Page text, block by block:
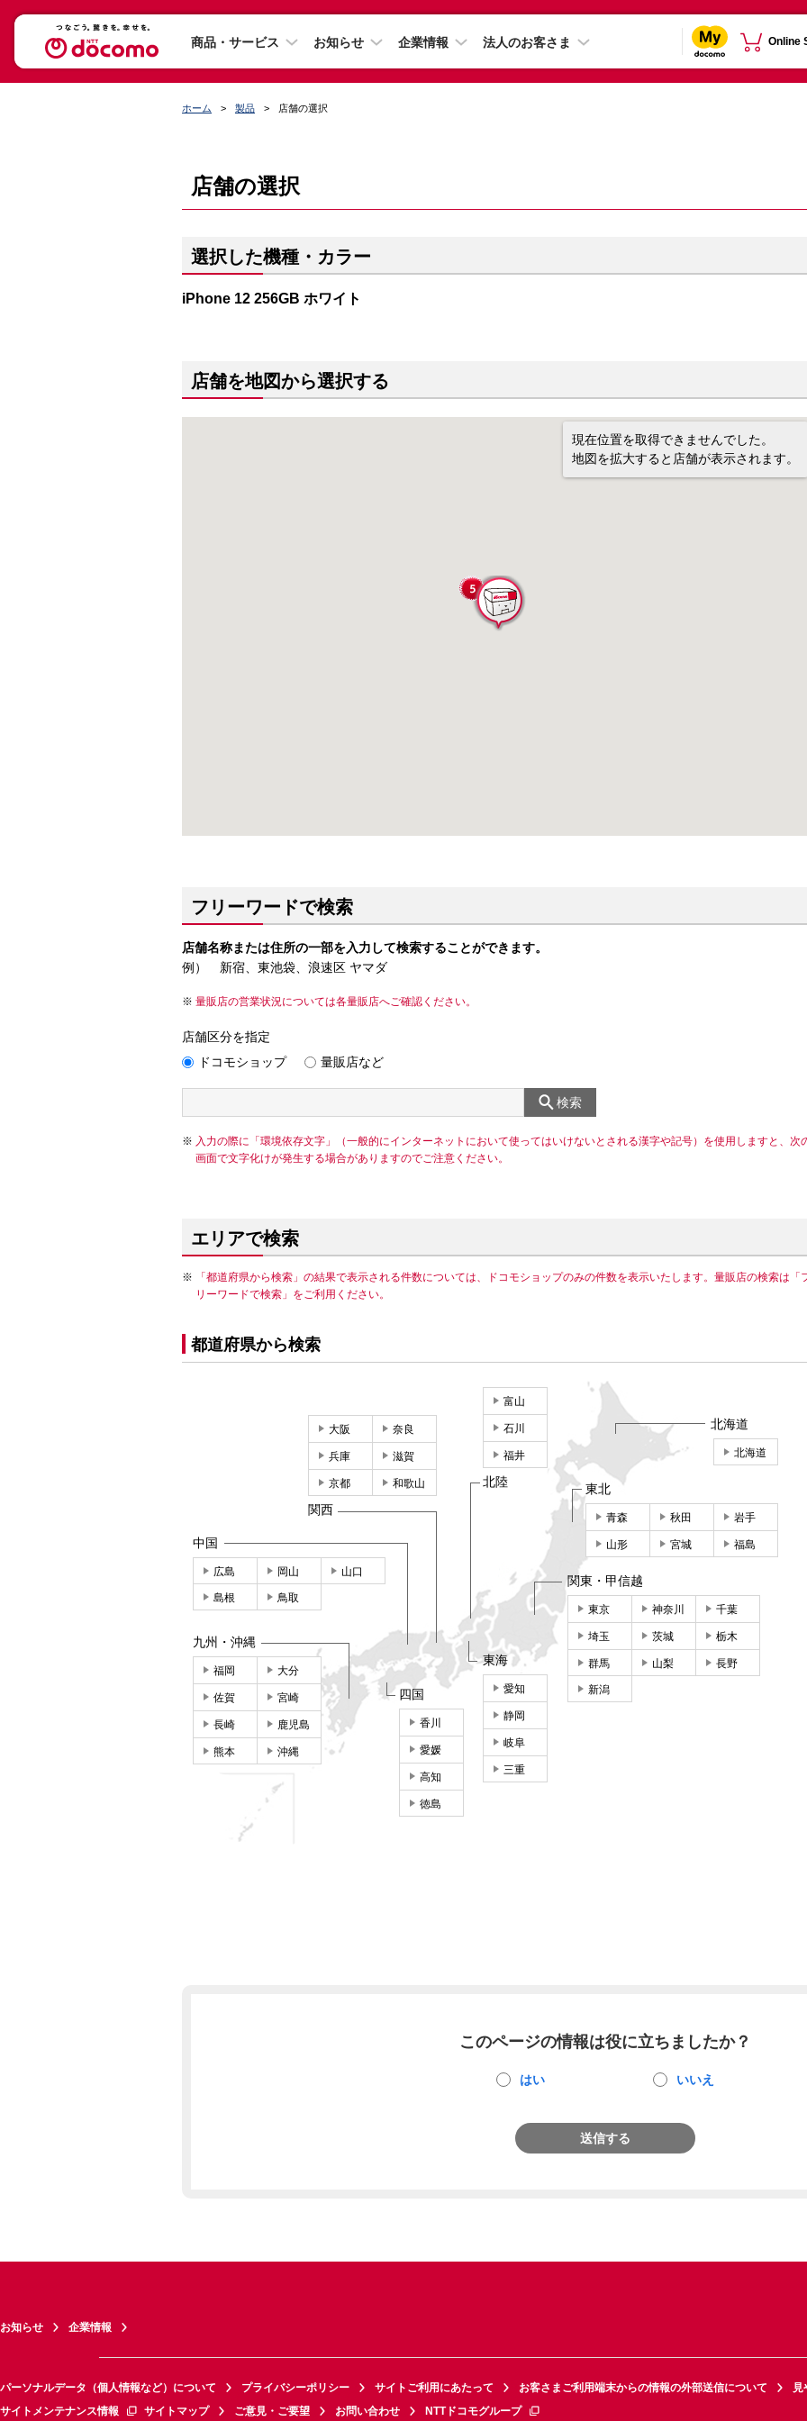
商品・サービス お知らせ 企業情報 法人のお客さま Online
ホーム 製品 店舗の選択
店舗の選択
選択した機種・カラー
iPhone 12 256GB ホワイト
店舗を地図から選択する
現在位置を取得できませんでした。
地図を拡大すると店舗が表示されます。
フリーワードで検索
店舗名称または住所の一部を入力して検索することができます。
例） 新宿、東池袋、浪速区 ヤマダ
量販店の営業状況については各量販店へご確認ください。
店舗区分を指定
ドコモショップ
量販店など
検索
入力の際に「環境依存文字」（一般的にインターネットにおいて使ってはいけないとされる漢字や記号）を使用しますと、次
画面で文字化けが発生する場合がありますのでご注意ください。
エリアで検索
「都道府県から検索」の結果で表示される件数については、ドコモショップのみの件数を表示いたします。量販店の検索は「
リーワードで検索」をご利用ください。
都道府県から検索
北海道
北海道
東北
青森 秋田 岩手
山形 宮城 福島
関東・甲信越
東京 神奈川 千葉
埼玉 茨城 栃木
群馬 山梨 長野
新潟
東海
愛知
静岡
岐阜
三重
富山
石川
福井
北陸
大阪 奈良
兵庫 滋賀
京都 和歌山
関西
中国
広島 岡山 山口
島根 鳥取
四国
香川
愛媛
高知
徳島
九州・沖縄
福岡 大分
佐賀 宮崎
長崎 鹿児島
熊本 沖縄
このページの情報は役に立ちましたか？
はい いいえ
送信する
お知らせ 企業情報
パーソナルデータ（個人情報など）について プライバシーポリシー サイトご利用にあたって お客さまご利用端末からの情報の外部送信について
見
サイトメンテナンス情報
サイトマップ ご意見・ご要望 お問い合わせ NTTドコモグループ